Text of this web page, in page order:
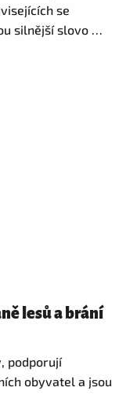
se
silnější slovo …
lesů a brání
podporují
obyvatel a jsou